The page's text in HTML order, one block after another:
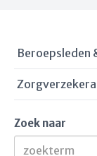
Beroepsleden
Zoek naar